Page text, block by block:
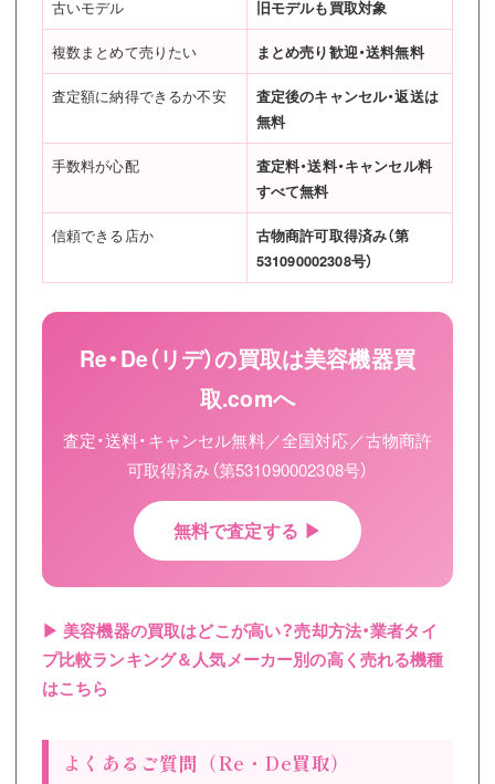
古いモデル 旧モデルも買取対象
複数まとめて売りたい まとめ売り歓迎・送料無料
査定額に納得できるか不安
査定後のキャンセル・返送は
無料
手数料が心配
査定料・送料・キャンセル料
すべて無料
信頼できる店か
古物商許可取得済み（第
531090002308号）
Re・De（リデ）の買取は美容機器買
取.comへ
査定・送料・キャンセル無料／全国対応／古物商許
可取得済み（第531090002308号）
無料で査定する ▶
▶ 美容機器の買取はどこが高い？売却方法・業者タイ
プ比較ランキング＆人気メーカー別の高く売れる機種
はこちら
よくあるご質問（Re・De買取）